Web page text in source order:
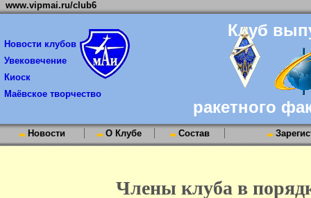
www.vipmai.ru/club6
Новости клубов
Увековечение
Киоск
Маёвское творчество
Клуб
ракетного
Новости О Клубе Состав
Члены клуба в